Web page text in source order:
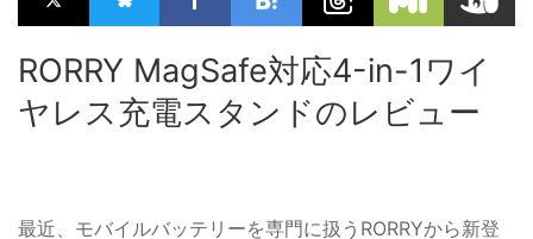
RORRY MagSafe対応4-in-1ワイ
ヤレス充電スタンドのレビュー
最近、モバイルバッテリーを専門に扱うRORRYから新登